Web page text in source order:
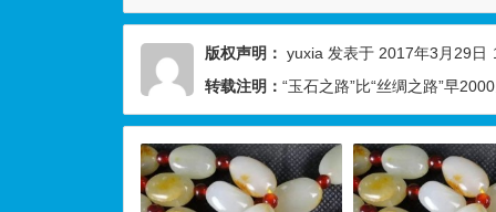
版权声明： yuxia 发表于 2017年3月29日
转载注明： “玉石之路”比“丝绸之路”早